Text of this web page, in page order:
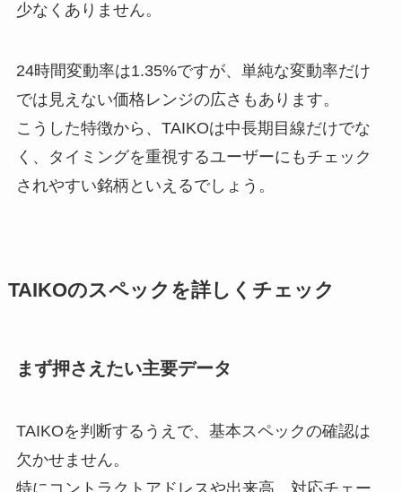
少なくありません。
24時間変動率は1.35%ですが、単純な変動率だけ
では見えない価格レンジの広さもあります。
こうした特徴から、TAIKOは中長期目線だけでな
く、タイミングを重視するユーザーにもチェック
されやすい銘柄といえるでしょう。
TAIKOのスペックを詳しくチェック
まず押さえたい主要データ
TAIKOを判断するうえで、基本スペックの確認は
欠かせません。
特にコントラクトアドレスや出来高、対応チェー